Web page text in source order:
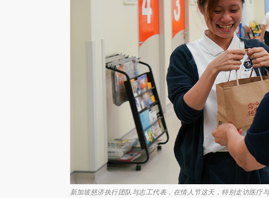
新加坡慈济执行团队与志工代表，在情人节这天，特别走访医疗